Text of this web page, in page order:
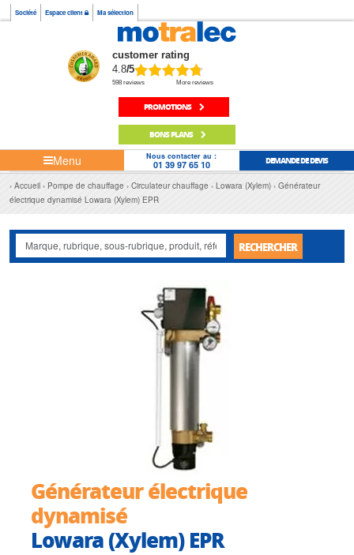
Société Espace client Ma sélection
customer rating
4.8/5
598 reviews More reviews
PROMOTIONS
BONS PLANS
Menu Nous contacter au :
01 39 97 65 10 DEMANDE DE DEVIS
Accueil Pompe de chauffage Circulateur chauffage Lowara (Xylem)
Générateur
électrique dynamisé Lowara (Xylem) EPR
RECHERCHER
Générateur électrique
dynamisé
Lowara (Xylem) EPR